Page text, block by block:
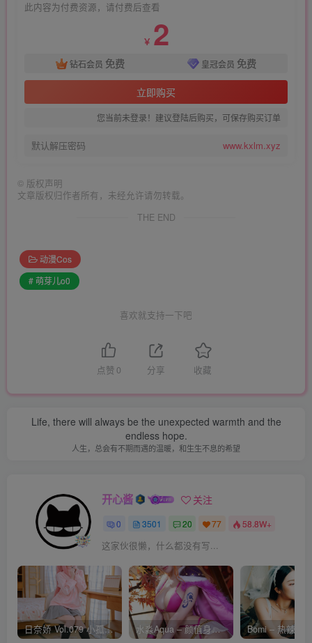
此内容为付费资源，请付费后查看
￥ 2
钻石会员 免费 皇冠会员 免费
立即购买
您当前未登录！建议登陆后购买，可保存购买订单
默认解压密码 www.kxlm.xyz
© 版权声明
文章版权归作者所有，未经允许请勿转载。
THE END
动漫Cos
# 萌芽儿o0
喜欢就支持一下吧
点赞 0 分享 收藏
Life, there will always be the unexpected warmth and the
endless hope.
人生，总会有不期而遇的温暖，和生生不息的希望
开心酱 关注
0 3501 20 77 58.8W+
这家伙很懒，什么都没有写...
日奈娇 Vol.079 小孤独 [134P-1.84GB] 水淼Aqua – 颜值身材双在线 火爆日本 Cos写真作品合集